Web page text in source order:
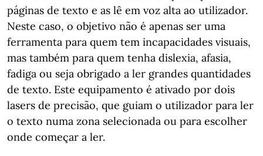
páginas de texto e as lê em voz alta ao utilizador.
Neste caso, o objetivo não é apenas ser uma
ferramenta para quem tem incapacidades visuais,
mas também para quem tenha dislexia, afasia,
fadiga ou seja obrigado a ler grandes quantidades
de texto. Este equipamento é ativado por dois
lasers de precisão, que guiam o utilizador para ler
o texto numa zona selecionada ou para escolher
onde começar a ler.